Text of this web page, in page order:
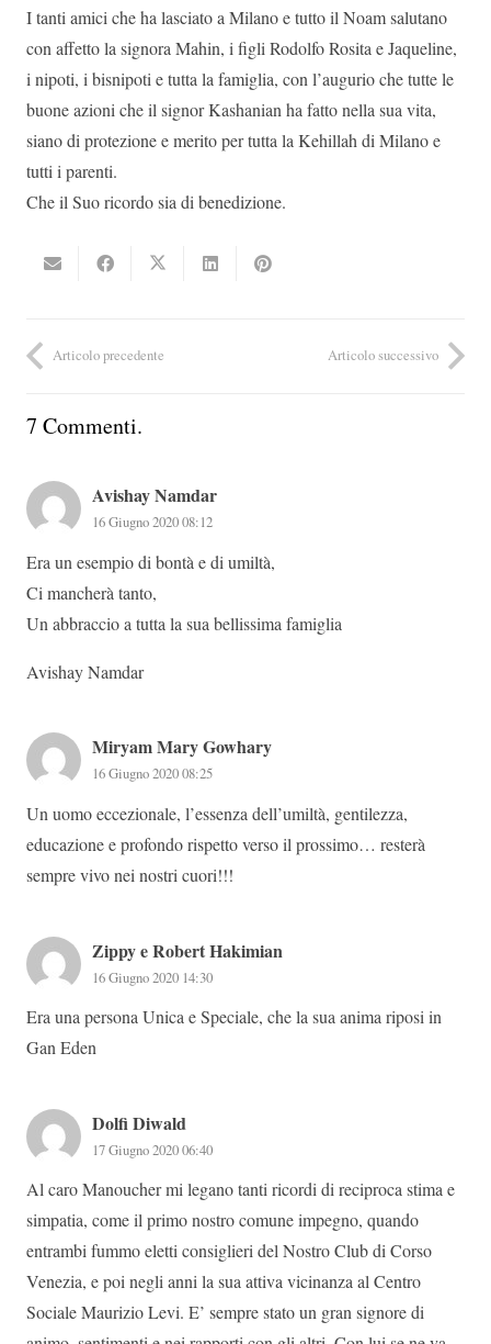
I tanti amici che ha lasciato a Milano e tutto il Noam salutano
con affetto la signora Mahin, i figli Rodolfo Rosita e Jaqueline,
i nipoti, i bisnipoti e tutta la famiglia, con l’augurio che tutte le
buone azioni che il signor Kashanian ha fatto nella sua vita,
siano di protezione e merito per tutta la Kehillah di Milano e
tutti i parenti.
Che il Suo ricordo sia di benedizione.
Articolo precedente Articolo successivo
7 Commenti.
Avishay Namdar
16 Giugno 2020 08:12
Era un esempio di bontà e di umiltà,
Ci mancherà tanto,
Un abbraccio a tutta la sua bellissima famiglia
Avishay Namdar
Miryam Mary Gowhary
16 Giugno 2020 08:25
Un uomo eccezionale, l’essenza dell’umiltà, gentilezza,
educazione e profondo rispetto verso il prossimo… resterà
sempre vivo nei nostri cuori!!!
Zippy e Robert Hakimian
16 Giugno 2020 14:30
Era una persona Unica e Speciale, che la sua anima riposi in
Gan Eden
Dolfi Diwald
17 Giugno 2020 06:40
Al caro Manoucher mi legano tanti ricordi di reciproca stima e
simpatia, come il primo nostro comune impegno, quando
entrambi fummo eletti consiglieri del Nostro Club di Corso
Venezia, e poi negli anni la sua attiva vicinanza al Centro
Sociale Maurizio Levi. E’ sempre stato un gran signore di